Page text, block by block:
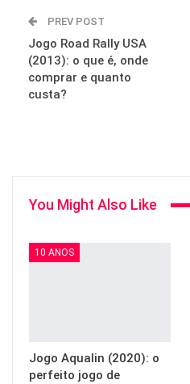
PREV POST
Jogo Road Rally USA
(2013): o que é, onde
comprar e quanto
custa?
You Might Also Like
10 ANOS
Jogo Aqualin (2020): o
perfeito jogo de